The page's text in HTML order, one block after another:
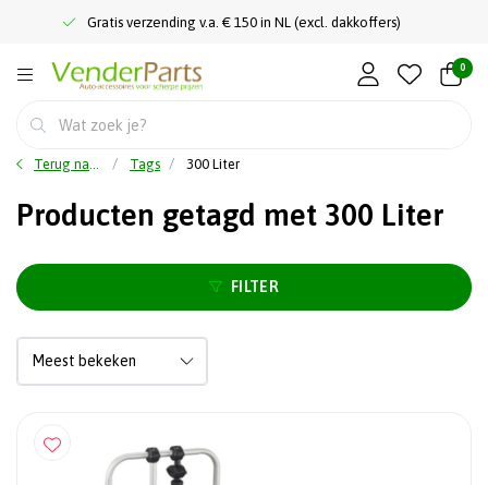
Gratis verzending v.a. € 150 in NL (excl. dakkoffers)
0
Terug naar home Tags 300 Liter
Producten getagd met 300 Liter
FILTER